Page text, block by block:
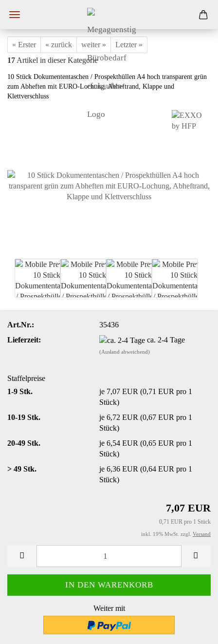
« Erster « zurück weiter »
Letzter »
17 Artikel in dieser Kategorie
10 Stück Dokumententaschen / Prospekthüllen A4 hoch transparent grün
zum Abheften mit EURO-Lochung, Abheftrand, Klappe und
Klettverschluss
Art.Nr.:
35436
Lieferzeit:
ca. 2-4 Tage
(Ausland abweichend)
Staffelpreise
1-9 Stk.
je 7,07 EUR (0,71 EUR pro 1
Stück)
10-19 Stk.
je 6,72 EUR (0,67 EUR pro 1
Stück)
20-49 Stk.
je 6,54 EUR (0,65 EUR pro 1
Stück)
> 49 Stk.
je 6,36 EUR (0,64 EUR pro 1
Stück)
7,07 EUR
0,71 EUR pro 1 Stück
inkl. 19% MwSt. zzgl. Versand
Weiter mit